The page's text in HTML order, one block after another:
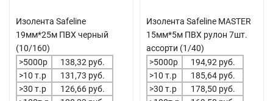
Изолента Safeline
19мм*25м ПВХ черный
(10/160)
>5000р
138,32 руб.
>10 т.р
131,73 руб.
>30 т.р
126,66 руб.
Изолента Safeline MASTER
15мм*5м ПВХ рулон 7шт.
ассорти (1/40)
>5000р
194,92 руб.
>10 т.р
185,64 руб.
>30 т.р
178,50 руб.